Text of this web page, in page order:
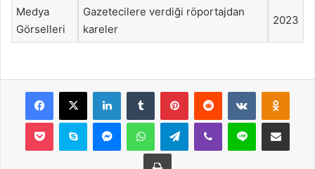
Medya
Görselleri
Gazetecilere verdiği röportajdan
kareler
2023
Facebook
X LinkedInTumblr PinterestReddit VKontakte
Pocket Skype MessengerWhatsAppTelegramViber Line E-Posta ile
Yazdır